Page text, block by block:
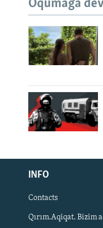
Русский
Українською
QOŞULIÑIZ!
Oqumağa
INFO
Contacts
Qırım.Aqiqat. Bizim